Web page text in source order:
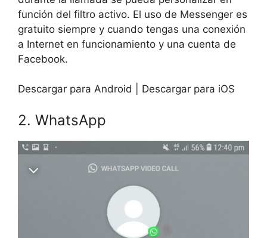
función del filtro activo. El uso de Messenger es
gratuito siempre y cuando tengas una conexión
a Internet en funcionamiento y una cuenta de
Facebook.
Descargar para Android | Descargar para iOS
2. WhatsApp